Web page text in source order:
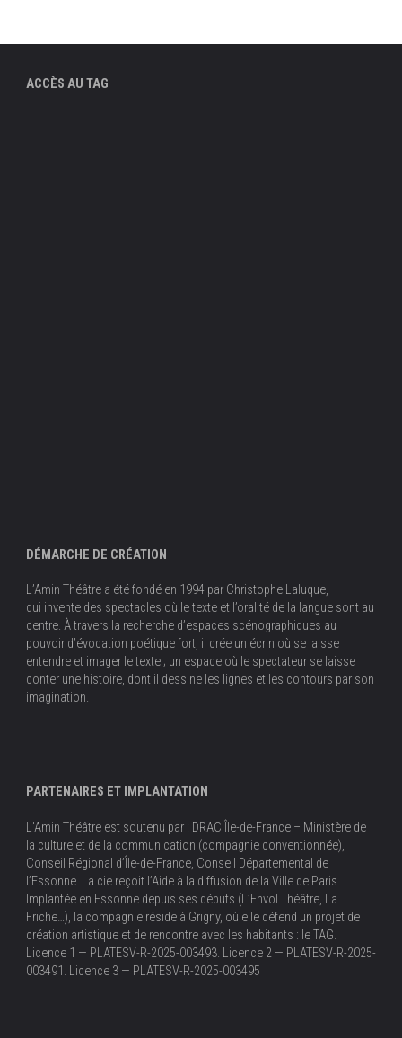
ACCÈS AU TAG
DÉMARCHE DE CRÉATION
L’Amin Théâtre a été fondé en 1994 par Christophe Laluque,
qui invente des spectacles où le texte et l’oralité de la langue sont au
centre. À travers la recherche d’espaces scénographiques au
pouvoir d’évocation poétique fort, il crée un écrin où se laisse
entendre et imager le texte ; un espace où le spectateur se laisse
conter une histoire, dont il dessine les lignes et les contours par son
imagination.
PARTENAIRES ET IMPLANTATION
L’Amin Théâtre est soutenu par : DRAC Île-de-France – Ministère de
la culture et de la communication (compagnie conventionnée),
Conseil Régional d’Île-de-France, Conseil Départemental de
l’Essonne. La cie reçoit l’Aide à la diffusion de la Ville de Paris.
Implantée en Essonne depuis ses débuts (L’Envol Théâtre, La
Friche…), la compagnie réside à Grigny, où elle défend un projet de
création artistique et de rencontre avec les habitants : le TAG.
Licence 1 — PLATESV-R-2025-003493. Licence 2 — PLATESV-R-2025-
003491. Licence 3 — PLATESV-R-2025-003495